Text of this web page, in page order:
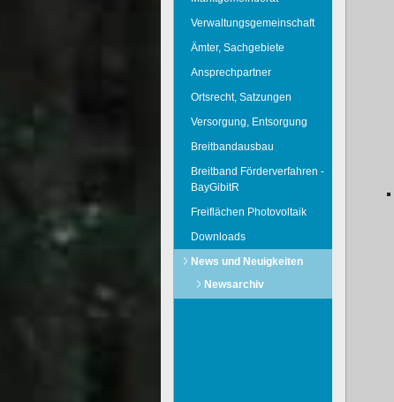
Verwaltungsgemeinschaft
Ämter, Sachgebiete
Ansprechpartner
Ortsrecht, Satzungen
Versorgung, Entsorgung
Breitbandausbau
Breitband Förderverfahren -
BayGibitR
Freiflächen Photovoltaik
Downloads
News und Neuigkeiten
Newsarchiv